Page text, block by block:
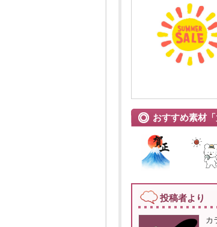
おすすめ素材「
投稿者より
カ